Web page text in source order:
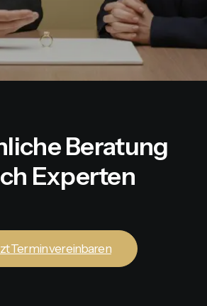
Beratung
Experten
Termin vereinbaren